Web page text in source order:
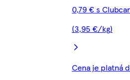
0,79 € s
(3,95 €/kg)
Cena je platná